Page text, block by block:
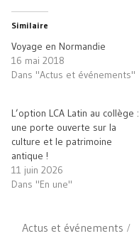
dans
une
nouvelle
Similaire
Voyage en Normandie
16 mai 2018
Dans "Actus et événements"
L’option LCA Latin au collège :
une porte ouverte sur la
culture et le patrimoine
antique !
11 juin 2026
Dans "En une"
Actus et événements